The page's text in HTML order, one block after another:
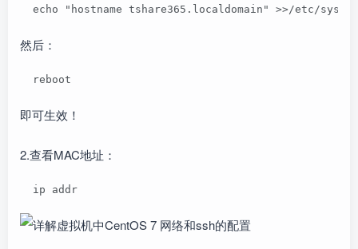
echo "hostname tshare365.localdomain" >>/etc/
然后：
  reboot
即可生效！
2.查看MAC地址：
  ip addr